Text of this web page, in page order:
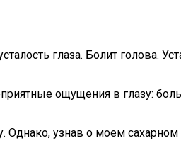
глаза. Болит голова.
ощущения в глазу:
Однако, узнав о моем